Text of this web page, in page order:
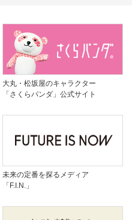
大丸・松坂屋のキャラクター
「さくらパンダ」公式サイト
未来の定番を探るメディア
「F.I.N.」